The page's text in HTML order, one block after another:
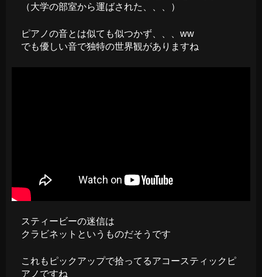
（大学の部室から運ばされた、、、）
ピアノの音とは似ても似つかず、、、ww
でも優しい音で独特の世界観がありますね
スティービーの迷信は
クラビネットというものだそうです
これもピックアップで拾ってるアコースティックピ
アノですね